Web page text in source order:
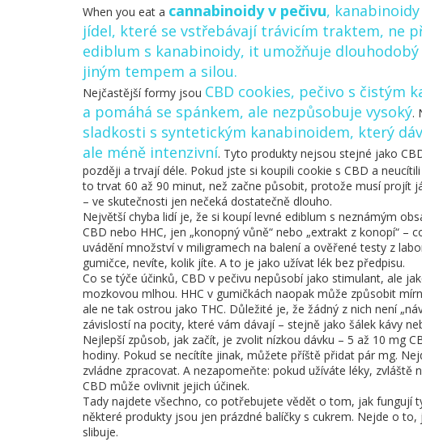
When you eat a cannabinoidy v pečivu,
jídel, které se vstřebávají trávicím traktem, ne
ediblum s kanabinoidy, it umožňuje
jiným tempem a silou.
Nejčastější formy jsou CBD cookies, pečivo s čistým
a pomáhá se spánkem, ale nezpůsobuje vysoký.
sladkosti s syntetickým kanabinoidem, který
ale méně intenzivní. Tyto produkty nejsou stejné jako
později a trvají déle. Pokud jste si koupili cookie s CBD a
to trvat 60 až 90 minut, než začne působit, protože musí projít
– ve skutečnosti jen nečeká dostatečně dlouho.
Největší chyba lidí je, že si koupí levné ediblum s neznámým
CBD nebo HHC, jen „konopný vůně“ nebo „extrakt z konopí“ –
uvádění množství v miligramech na balení a ověřené testy z
gumičce, nevíte, kolik jíte. A to je jako užívat lék bez předpisu.
Co se týče účinků, CBD v pečivu nepůsobí jako stimulant, ale
mozkovou mlhou. HHC v gumičkách naopak může způsobit
ale ne tak ostrou jako THC. Důležité je, že žádný z nich není
závislostí na pocity, které vám dávají – stejně jako šálek kávy
Nejlepší způsob, jak začít, je zvolit nízkou dávku – 5 až 10 mg
hodiny. Pokud se necítíte jinak, můžete příště přidat pár mg.
zvládne zpracovat. A nezapomeňte: pokud užíváte léky,
CBD může ovlivnit jejich účinek.
Tady najdete všechno, co potřebujete vědět o tom, jak fungují
některé produkty jsou jen prázdné balíčky s cukrem. Nejde o
slibuje.